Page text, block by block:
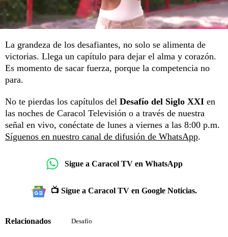
La grandeza de los desafiantes, no solo se alimenta de
victorias. Llega un capítulo para dejar el alma y corazón.
Es momento de sacar fuerza, porque la competencia no
para.
No te pierdas los capítulos del Desafío del Siglo XXI en
las noches de Caracol Televisión o a través de nuestra
señal en vivo, conéctate de lunes a viernes a las 8:00 p.m.
Síguenos en nuestro canal de difusión de WhatsApp.
Sigue a Caracol TV en WhatsApp
📺 Sigue a Caracol TV en Google Noticias.
Relacionados Desafío